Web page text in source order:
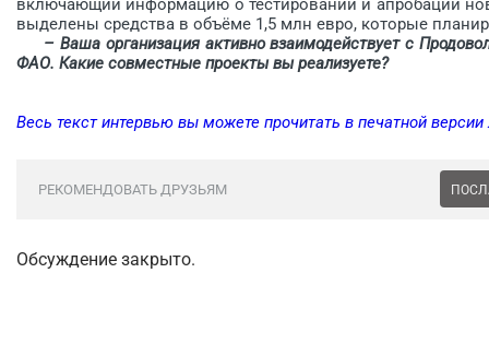
включающий информацию о тестировании и апробации
выделены средства в объёме 1,5 млн евро, которые
– Ваша организация активно взаимодействует с
ФАО. Какие совместные проекты вы реализуете?
Весь текст интервью вы можете прочитать в печатной
РЕКОМЕНДОВАТЬ ДРУЗЬЯМ
Обсуждение закрыто.